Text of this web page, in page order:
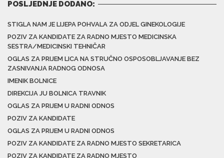
POSLJEDNJE DODANO:
STIGLA NAM JE LIJEPA POHVALA ZA ODJEL GINEKOLOGIJE
POZIV ZA KANDIDATE ZA RADNO MJESTO MEDICINSKA
SESTRA/MEDICINSKI TEHNIČAR
OGLAS ZA PRIJEM LICA NA STRUČNO OSPOSOBLJAVANJE BEZ
ZASNIVANJA RADNOG ODNOSA
IMENIK BOLNICE
DIREKCIJA JU BOLNICA TRAVNIK
OGLAS ZA PRIJEM U RADNI ODNOS
POZIV ZA KANDIDATE
OGLAS ZA PRIJEM U RADNI ODNOS
POZIV ZA KANDIDATE ZA RADNO MJESTO SEKRETARICA
POZIV ZA KANDIDATE ZA RADNO MJESTO